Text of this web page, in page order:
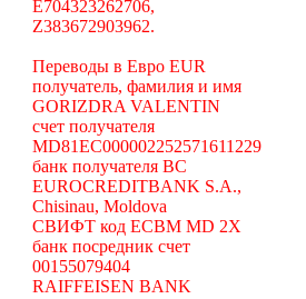
E704323262706,
Z383672903962.
Переводы в Евро EUR
получатель, фамилия и имя
GORIZDRA VALENTIN
счет получателя
MD81EC000002252571611229
банк получателя BC
EUROCREDITBANK S.A.,
Chisinau, Moldova
СВИФТ код ECBM MD 2X
банк посредник счет
00155079404
RAIFFEISEN BANK